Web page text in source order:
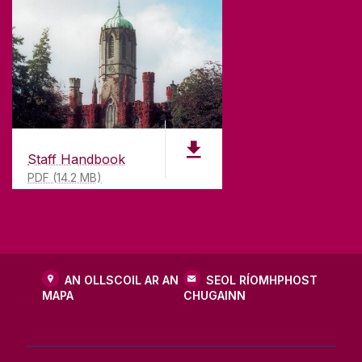
Staff Handbook
PDF (14.2 MB)
chur ar fáil.
TEAGMHÁIL
Ollscoil na Gaillimhe,
Bóthar na hOllscoile,
Gaillimh,
AN OLLSCOIL AR AN
MAPA
SEOL RÍOMHPHOST
CHUGAINN